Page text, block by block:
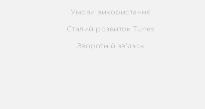
Умови використання
Сталий розвиток Tunes
Зворотній зв'язок